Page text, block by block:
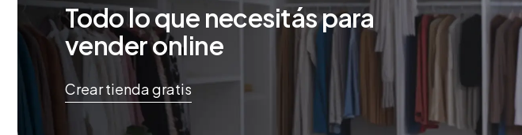
Todo lo que necesitás para
vender online
Crear tienda gratis